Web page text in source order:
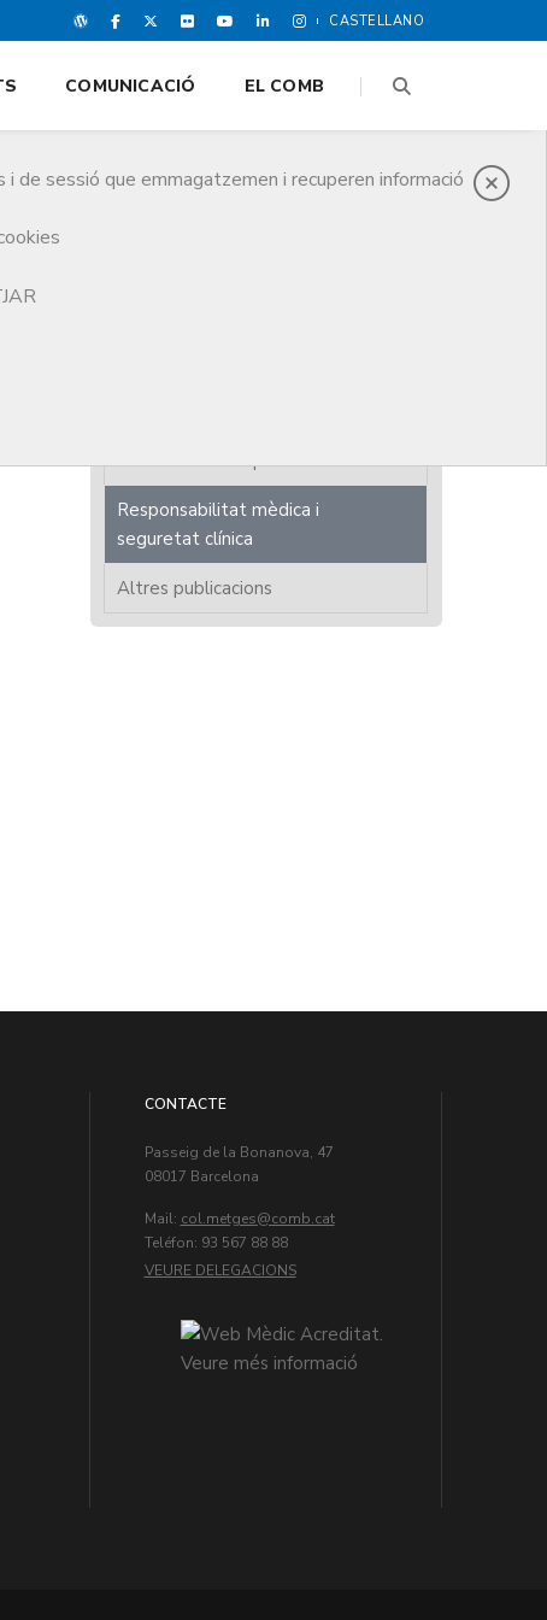
CASTELLANO
sessió que emmagatzemen i recuperen informació
COMUNICACIÓ EL COMB
Estudis sobre la professió
Responsabilitat mèdica i
seguretat clínica
Altres publicacions
CONTACTE
Passeig de la Bonanova, 47
08017 Barcelona
Mail: col.metges
Teléfon: 93 567 88 88
VEURE DELEGACIONS